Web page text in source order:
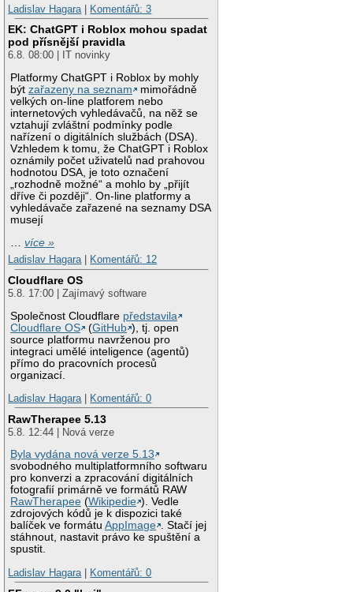
Ladislav Hagara
Komentářů: 3
EK: ChatGPT i Roblox mohou spadat
pod přísnější pravidla
6.8. 08:00 | IT novinky
Platformy ChatGPT i Roblox by mohly
býtzařazeny na seznam
mimořádně
velkých on-line platforem nebo
internetových vyhledávačů, na něž se
vztahují zvláštní podmínky podle
nařízení o digitálních službách (DSA).
Vzhledem k tomu, že ChatGPT i Roblox
oznámily počet uživatelů nad prahovou
hodnotou DSA, je toto označení
„rozhodně možné“ a mohlo by „přijít
dříve či později“. On-line platformy a
vyhledávače zařazené na seznamy DSA
musejí
…více »
Ladislav Hagara| Komentářů: 12
Cloudflare OS
5.8. 17:00 | Zajímavý software
Společnost Cloudflare představila
Cloudflare OS
(GitHub ), tj. open
source platformu navrženou pro
integraci umělé inteligence (agentů)
přímo do pracovních procesů
organizací.
Ladislav Hagara| Komentářů: 0
RawTherapee 5.13
5.8. 12:44 | Nová verze
Byla vydána nová verze 5.13
svobodného multiplatformního softwaru
pro konverzi a zpracování digitálních
fotografií primárně ve formátů RAW
RawTherapee (Wikipedie ). Vedle
zdrojových kódů je k dispozici také
balíček ve formátuAppImage . Stačí jej
stáhnout, nastavit právo ke spuštění a
spustit.
Ladislav Hagara| Komentářů: 0